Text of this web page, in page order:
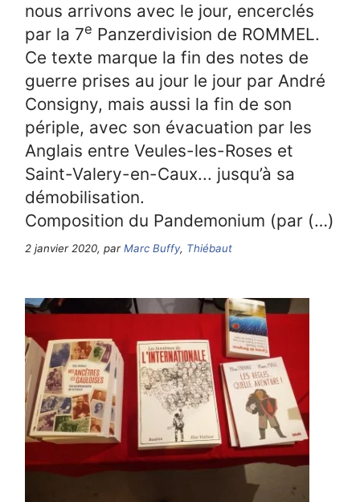
nous arrivons avec le jour, encerclés
par la 7e Panzerdivision de ROMMEL.
Ce texte marque la fin des notes de
guerre prises au jour le jour par André
Consigny, mais aussi la fin de son
périple, avec son évacuation par les
Anglais entre Veules-les-Roses et
Saint-Valery-en-Caux... jusqu’à sa
démobilisation.
Composition du Pandemonium (par (…)
2 janvier 2020, parMarc Buffy, Thiébaut